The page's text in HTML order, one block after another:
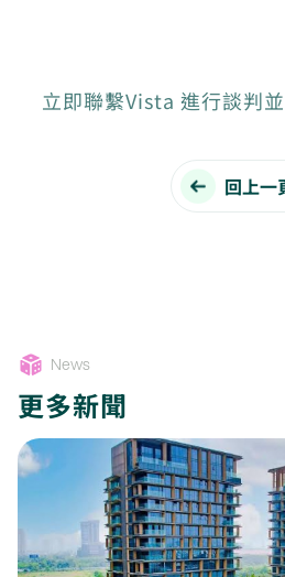
立即聯繫Vista 進行談判
回上一
News
更多新聞